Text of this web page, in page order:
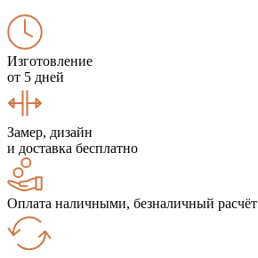
Изготовление
от 5 дней
Замер, дизайн
и доставка бесплатно
Оплата наличными, безналичный расчёт